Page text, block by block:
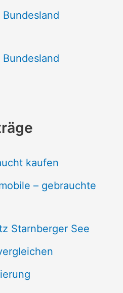
kaufen
– gebrauchte
Starnberger See